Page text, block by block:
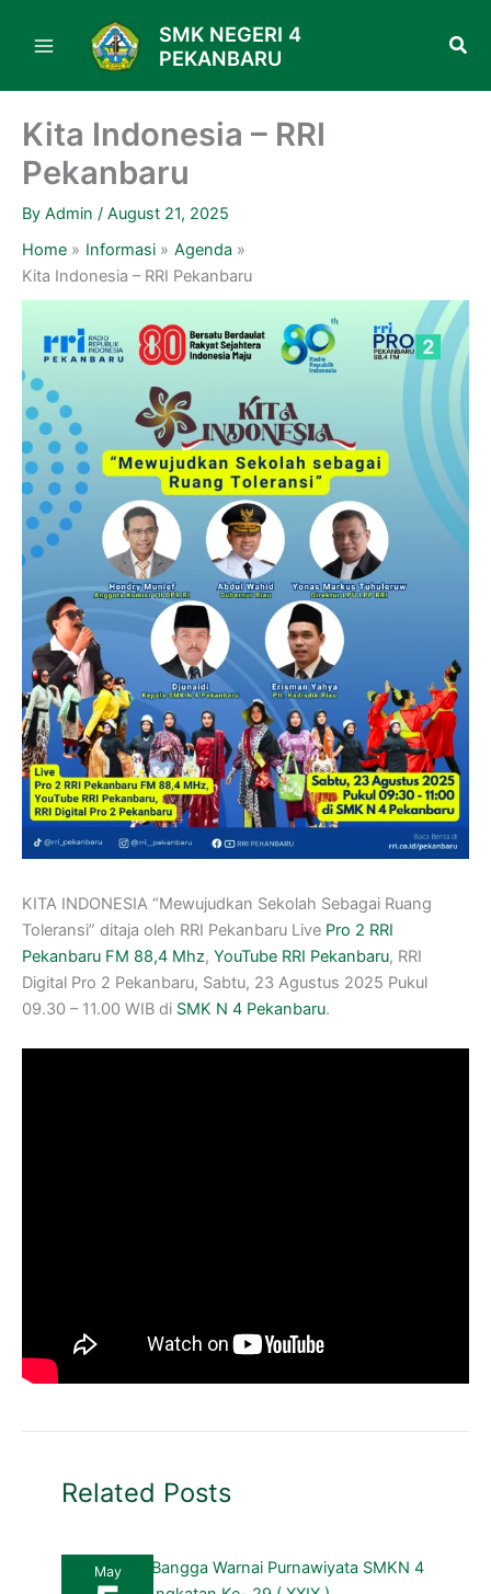
SMK NEGERI 4
PEKANBARU
Kita Indonesia – RRI
Pekanbaru
By Admin / August 21, 2025
Home
Informasi
Agenda
Kita Indonesia – RRI Pekanbaru
KITA INDONESIA “Mewujudkan Sekolah Sebagai Ruang
Toleransi” ditaja oleh RRI Pekanbaru Live Pro 2 RRI
Pekanbaru FM 88,4 Mhz, YouTube RRI Pekanbaru, RRI
Digital Pro 2 Pekanbaru, Sabtu, 23 Agustus 2025 Pukul
09.30 – 11.00 WIB di SMK N 4 Pekanbaru.
Related Posts
May